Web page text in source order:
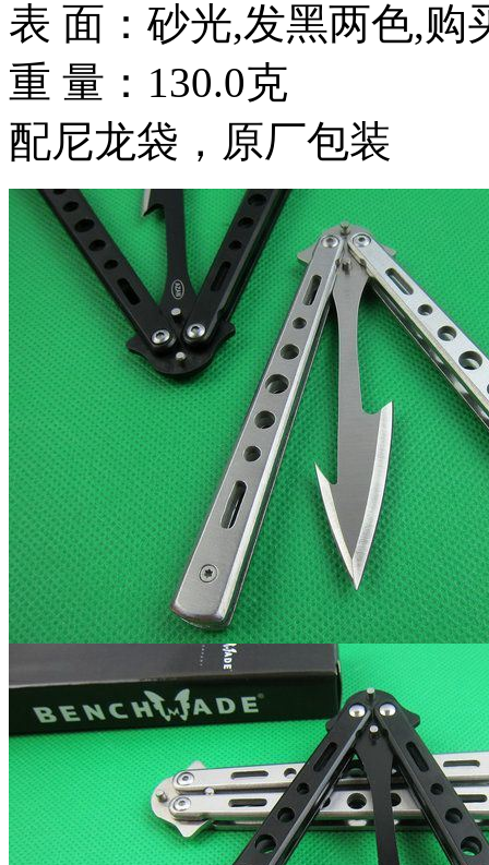
表 面：砂光,发黑两色,购
重 量：130.0克
配尼龙袋，原厂包装